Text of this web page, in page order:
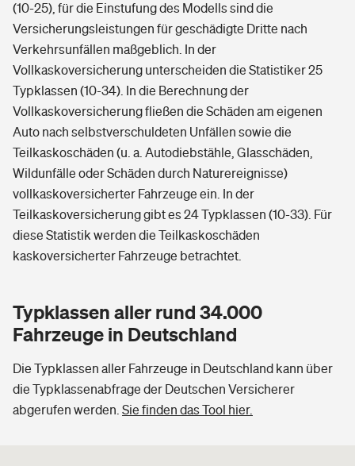
(10-25), für die Einstufung des Modells sind die
Versicherungsleistungen für geschädigte Dritte nach
Verkehrsunfällen maßgeblich. In der
Vollkaskoversicherung unterscheiden die Statistiker 25
Typklassen (10-34). In die Berechnung der
Vollkaskoversicherung fließen die Schäden am eigenen
Auto nach selbstverschuldeten Unfällen sowie die
Teilkaskoschäden (u. a. Autodiebstähle, Glasschäden,
Wildunfälle oder Schäden durch Naturereignisse)
vollkaskoversicherter Fahrzeuge ein. In der
Teilkaskoversicherung gibt es 24 Typklassen (10-33). Für
diese Statistik werden die Teilkaskoschäden
kaskoversicherter Fahrzeuge betrachtet.
Typklassen aller rund 34.000
Fahrzeuge in Deutschland
Die Typklassen aller Fahrzeuge in Deutschland kann über
die Typklassenabfrage der Deutschen Versicherer
abgerufen werden. Sie finden das Tool hier.